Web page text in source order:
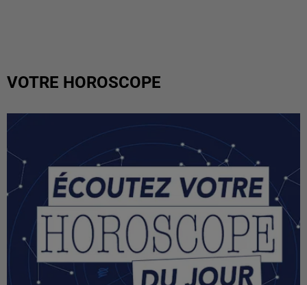
VOTRE HOROSCOPE